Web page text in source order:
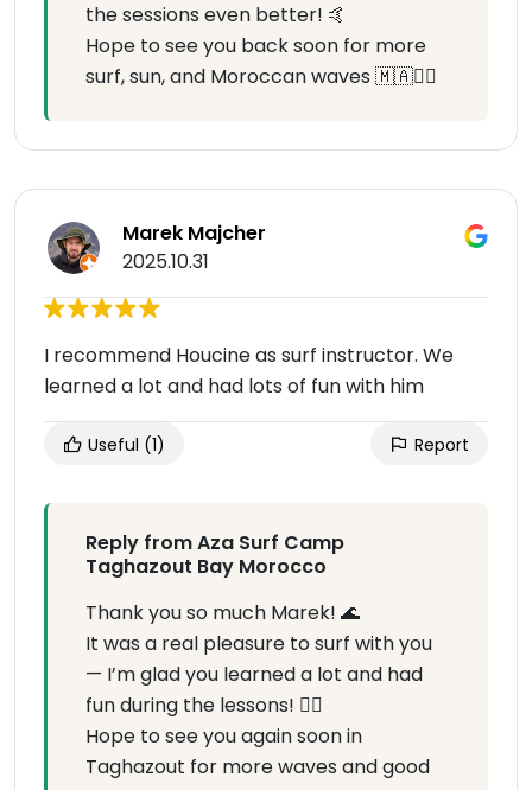
the sessions even better! 🤙
Hope to see you back soon for more
surf, sun, and Moroccan waves 🇲🇦🏄‍♂️
Marek Majcher
2025.10.31
I recommend Houcine as surf instructor. We
learned a lot and had lots of fun with him
Useful (1) Report
Reply from Aza Surf Camp
Taghazout Bay Morocco
Thank you so much Marek! 🌊
It was a real pleasure to surf with you
— I’m glad you learned a lot and had
fun during the lessons! 🏄‍♂️
Hope to see you again soon in
Taghazout for more waves and good